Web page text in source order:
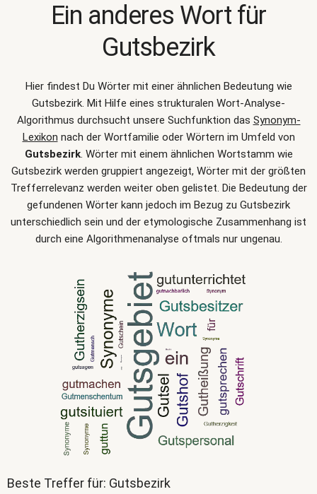
Ein anderes Wort für
Gutsbezirk
Hier findest Du Wörter mit einer ähnlichen Bedeutung wie
Gutsbezirk. Mit Hilfe eines strukturalen Wort-Analyse-
Algorithmus durchsucht unsere Suchfunktion das Synonym-
Lexikon nach der Wortfamilie oder Wörtern im Umfeld von
Gutsbezirk. Wörter mit einem ähnlichen Wortstamm wie
Gutsbezirk werden gruppiert angezeigt, Wörter mit der größten
Trefferrelevanz werden weiter oben gelistet. Die Bedeutung der
gefundenen Wörter kann jedoch im Bezug zu Gutsbezirk
unterschiedlich sein und der etymologische Zusammenhang ist
durch eine Algorithmenanalyse oftmals nur ungenau.
Beste Treffer für: Gutsbezirk